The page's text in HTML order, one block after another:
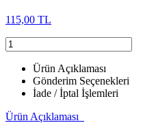
115,00 TL
Ürün Açıklaması
Gönderim Seçenekleri
İade / İptal İşlemleri
Ürün Açıklaması